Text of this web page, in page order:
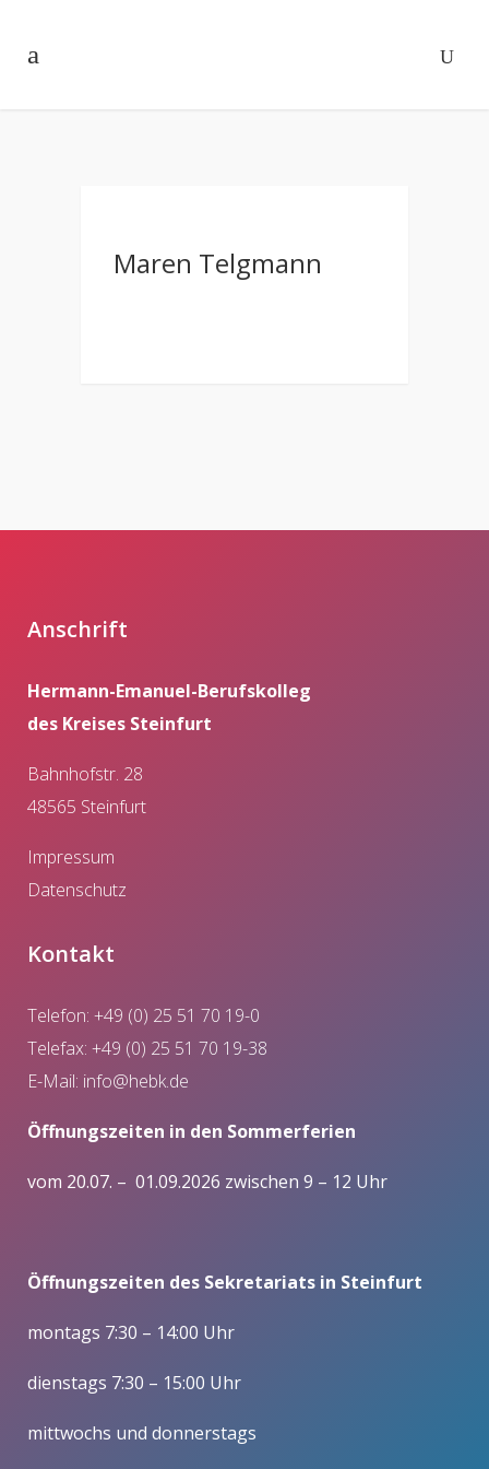
Maren Telgmann
Anschrift
Hermann-Emanuel-Berufskolleg
des Kreises Steinfurt
Bahnhofstr. 28
48565 Steinfurt
Impressum
Datenschutz
Kontakt
Telefon: +49 (0) 25 51 70 19-0
Telefax: +49 (0) 25 51 70 19-38
E-Mail: info@hebk.de
Öffnungszeiten in den Sommerferien
vom 20.07. – 01.09.2026 zwischen 9 – 12 Uhr
Öffnungszeiten des Sekretariats in Steinfurt
montags 7:30 – 14:00 Uhr
dienstags 7:30 – 15:00 Uhr
mittwochs und donnerstags